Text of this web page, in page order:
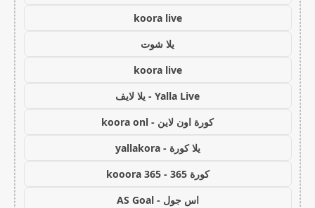
koora live
يلا شوت
koora live
Yalla Live - يلا لايف
كورة اون لاين - koora onl
يلا كورة - yallakora
كورة 365 - kooora 365
اس جول - AS Goal